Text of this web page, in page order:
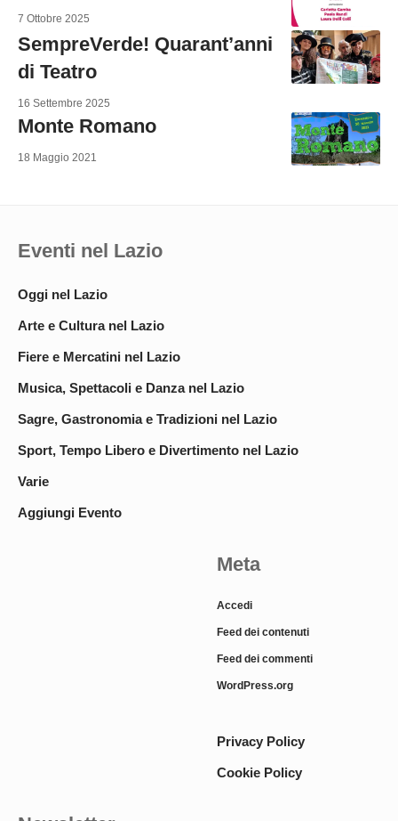
7 Ottobre 2025
SempreVerde! Quarant’anni
di Teatro
16 Settembre 2025
Monte Romano
18 Maggio 2021
Eventi nel Lazio
Oggi nel Lazio
Arte e Cultura nel Lazio
Fiere e Mercatini nel Lazio
Musica, Spettacoli e Danza nel Lazio
Sagre, Gastronomia e Tradizioni nel Lazio
Sport, Tempo Libero e Divertimento nel Lazio
Varie
Aggiungi Evento
Meta
Accedi
Feed dei contenuti
Feed dei commenti
WordPress.org
Privacy Policy
Cookie Policy